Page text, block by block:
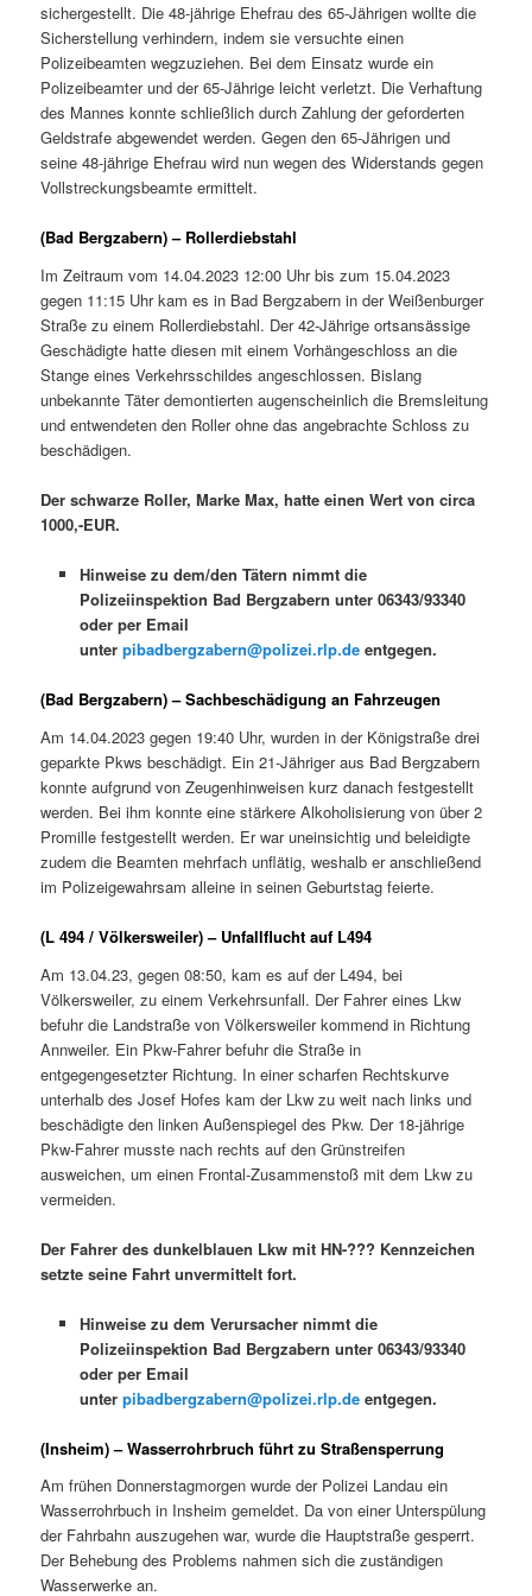
sichergestellt. Die 48-jährige Ehefrau des 65-Jährigen wollte die
Sicherstellung verhindern, indem sie versuchte einen
Polizeibeamten wegzuziehen. Bei dem Einsatz wurde ein
Polizeibeamter und der 65-Jährige leicht verletzt. Die Verhaftung
des Mannes konnte schließlich durch Zahlung der geforderten
Geldstrafe abgewendet werden. Gegen den 65-Jährigen und
seine 48-jährige Ehefrau wird nun wegen des Widerstands gegen
Vollstreckungsbeamte ermittelt.
(Bad Bergzabern) – Rollerdiebstahl
Im Zeitraum vom 14.04.2023 12:00 Uhr bis zum 15.04.2023
gegen 11:15 Uhr kam es in Bad Bergzabern in der Weißenburger
Straße zu einem Rollerdiebstahl. Der 42-Jährige ortsansässige
Geschädigte hatte diesen mit einem Vorhängeschloss an die
Stange eines Verkehrsschildes angeschlossen. Bislang
unbekannte Täter demontierten augenscheinlich die Bremsleitung
und entwendeten den Roller ohne das angebrachte Schloss zu
beschädigen.
Der schwarze Roller, Marke Max, hatte einen Wert von circa
1000,-EUR.
Hinweise zu dem/den Tätern nimmt die
Polizeiinspektion Bad Bergzabern unter 06343/93340
oder per Email
unter pibadbergzabern@polizei.rlp.deentgegen.
(Bad Bergzabern) – Sachbeschädigung an Fahrzeugen
Am 14.04.2023 gegen 19:40 Uhr, wurden in der Königstraße drei
geparkte Pkws beschädigt. Ein 21-Jähriger aus Bad Bergzabern
konnte aufgrund von Zeugenhinweisen kurz danach festgestellt
werden. Bei ihm konnte eine stärkere Alkoholisierung von über 2
Promille festgestellt werden. Er war uneinsichtig und beleidigte
zudem die Beamten mehrfach unflätig, weshalb er anschließend
im Polizeigewahrsam alleine in seinen Geburtstag feierte.
(L 494 / Völkersweiler) – Unfallflucht auf L494
Am 13.04.23, gegen 08:50, kam es auf der L494, bei
Völkersweiler, zu einem Verkehrsunfall. Der Fahrer eines Lkw
befuhr die Landstraße von Völkersweiler kommend in Richtung
Annweiler. Ein Pkw-Fahrer befuhr die Straße in
entgegengesetzter Richtung. In einer scharfen Rechtskurve
unterhalb des Josef Hofes kam der Lkw zu weit nach links und
beschädigte den linken Außenspiegel des Pkw. Der 18-jährige
Pkw-Fahrer musste nach rechts auf den Grünstreifen
ausweichen, um einen Frontal-Zusammenstoß mit dem Lkw zu
vermeiden.
Der Fahrer des dunkelblauen Lkw mit HN-??? Kennzeichen
setzte seine Fahrt unvermittelt fort.
Hinweise zu dem Verursacher nimmt die
Polizeiinspektion Bad Bergzabern unter 06343/93340
oder per Email
unter pibadbergzabern@polizei.rlp.deentgegen.
(Insheim) – Wasserrohrbruch führt zu Straßensperrung
Am frühen Donnerstagmorgen wurde der Polizei Landau ein
Wasserrohrbuch in Insheim gemeldet. Da von einer Unterspülung
der Fahrbahn auszugehen war, wurde die Hauptstraße gesperrt.
Der Behebung des Problems nahmen sich die zuständigen
Wasserwerke an.